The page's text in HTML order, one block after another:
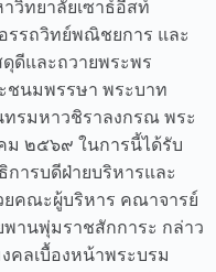
วิทยาลัยเซาธ์อีสท์
รรถวิทย์พณิชยการ และ
ดีและถวายพระพร
ชนมพรรษา พระบาท
ทรมหาวชิราลงกรณ พระ
ม ๒๕๖๙ ในการนี้ได้รับ
การบดีฝ่ายบริหารและ
ยคณะผู้บริหาร คณาจารย์
านพุ่มราชสักการะ กล่าว
คลเบื้องหน้าพระบรม